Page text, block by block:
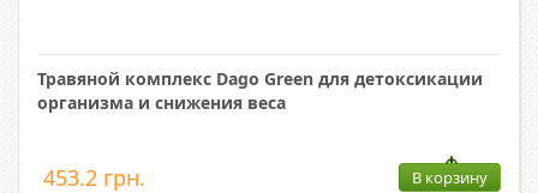
Травяной комплекс Dago Green для детоксикации
организма и снижения веса
453.2 грн. В корзину